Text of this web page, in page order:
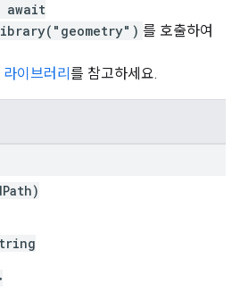
await
를 호출하여
이브러리 를 참고하세요.